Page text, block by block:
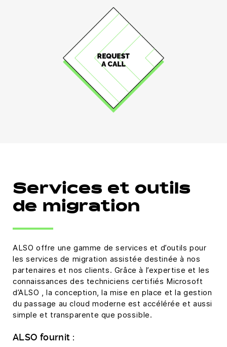
Services et outils
de migration
ALSO offre une gamme de services et d’outils pour
les services de migration assistée destinée à nos
partenaires et nos clients. Grâce à l’expertise et les
connaissances des techniciens certifiés Microsoft
d’ALSO , la conception, la mise en place et la gestion
du passage au cloud moderne est accélérée et aussi
simple et transparente que possible.
ALSO fournit :